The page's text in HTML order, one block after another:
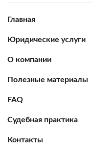
Главная
Юридические услуги
О компании
Полезные материалы
FAQ
Судебная практика
Контакты